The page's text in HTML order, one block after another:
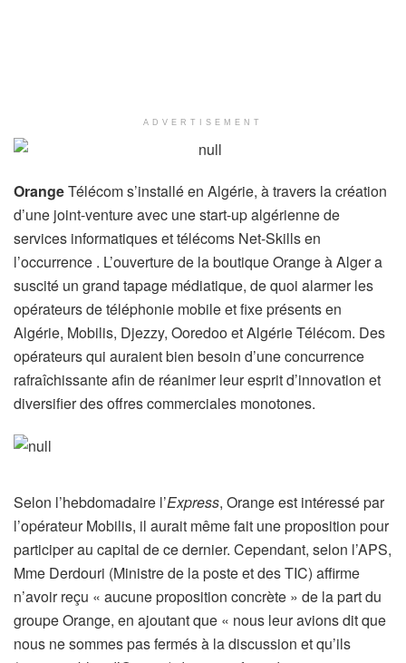
ADVERTISEMENT
OrangeTélécom s’installé en Algérie, à travers la création
d’une joint-venture avec une start-up algérienne de
services informatiques et télécoms Net-Skills en
l’occurrence . L’ouverture de la boutique Orange à Alger a
suscité un grand tapage médiatique, de quoi alarmer les
opérateurs de téléphonie mobileet fixe présents en
Algérie, Mobilis, Djezzy, Ooredoo et Algérie Télécom. Des
opérateurs qui auraient bien besoin d’une concurrence
rafraîchissante afin de réanimer leur esprit d’innovation et
diversifier des offres commerciales monotones.
Selon l’hebdomadaire l’Express, Orange est intéressé par
l’opérateur Mobilis, il aurait même fait une proposition pour
participer au capital de ce dernier. Cependant, selon l’APS,
Mme Derdouri (Ministre de la poste et des TIC) affirme
n’avoir reçu « aucune proposition concrète » de la part du
groupe Orange, en ajoutant que « nous leur avions dit que
nous ne sommes pas fermés à la discussion et qu’ils